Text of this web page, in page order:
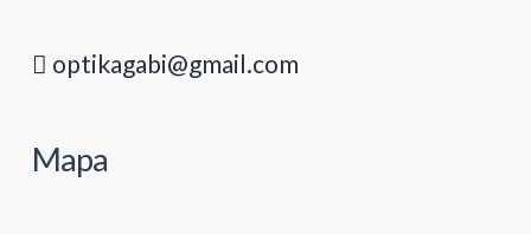
optikagabi@gmail.com
Mapa